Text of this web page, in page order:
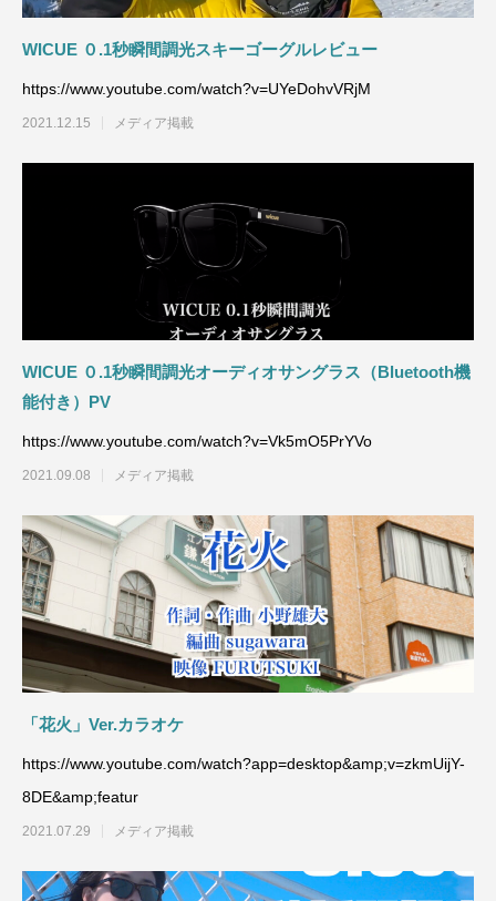
WICUE ０.1秒瞬間調光スキーゴーグルレビュー
https://www.youtube.com/watch?v=UYeDohvVRjM
2021.12.15 メディア掲載
WICUE ０.1秒瞬間調光オーディオサングラス（Bluetooth機
能付き）PV
https://www.youtube.com/watch?v=Vk5mO5PrYVo
2021.09.08 メディア掲載
「花火」Ver.カラオケ
https://www.youtube.com/watch?app=desktop&amp;v=zkmUijY-
8DE&amp;featur
2021.07.29 メディア掲載